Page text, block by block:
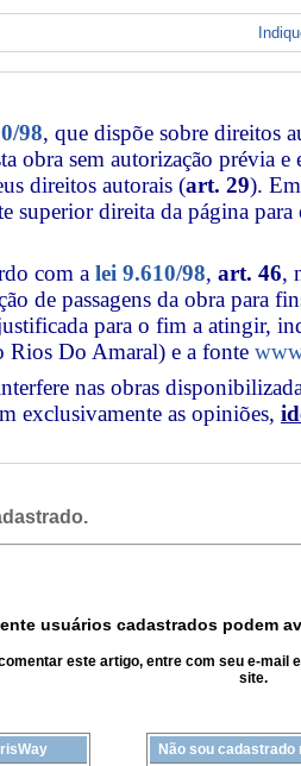
98, que dispõe sobre direitos
obra sem autorização prévia e
direitos autorais (art. 29).
superior direita da página
com a lei 9.610/98, art. 46,
de passagens da obra para
para o fim a atingir,
Rios Do Amaral) e a fonte
nas obras
exclusivamente as opiniões,
usuários cadastrados podem
este artigo, entre com seu e-mail
site.
Não sou cadastrado